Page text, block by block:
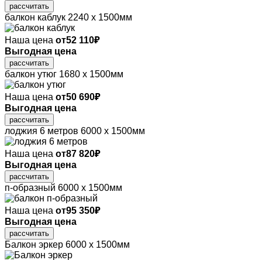
рассчитать
балкон каблук 2240 х 1500мм
Наша цена от52 110₽
Выгодная цена
рассчитать
балкон утюг 1680 х 1500мм
Наша цена от50 690₽
Выгодная цена
рассчитать
лоджия 6 метров 6000 х 1500мм
Наша цена от87 820₽
Выгодная цена
рассчитать
п-образный 6000 х 1500мм
Наша цена от95 350₽
Выгодная цена
рассчитать
Балкон эркер 6000 х 1500мм